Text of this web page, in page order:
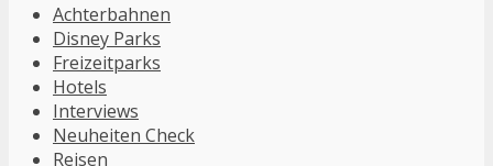
Achterbahnen
Disney Parks
Freizeitparks
Hotels
Interviews
Neuheiten Check
Reisen